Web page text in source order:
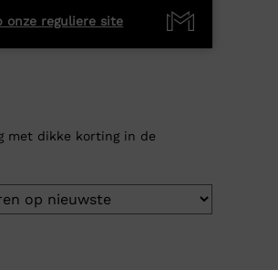
onze reguliere site
met dikke korting in de